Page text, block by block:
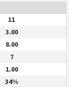
11
3.00
8.00
7
1.00
34%